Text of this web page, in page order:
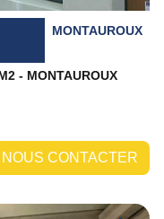
MONTAUROUX
- MONTAUROUX
NOUS CONTACTER